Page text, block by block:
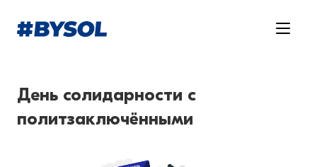
День солидарности с
политзаключёнными